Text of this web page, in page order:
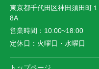
東京都千代田区神田須田町
8A
営業時間： 10:00~18:00
定休日： 火曜日・水曜日
トップページ